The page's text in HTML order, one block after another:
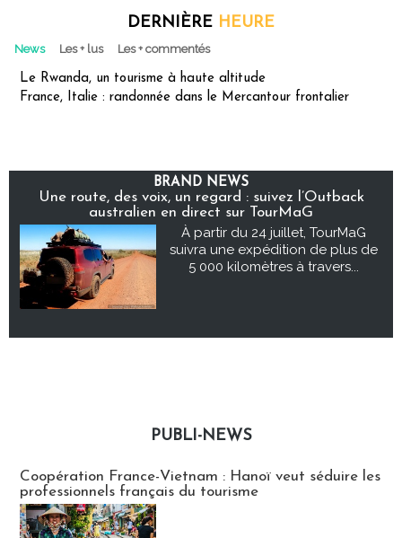
DERNIÈRE HEURE
News Les + lus Les + commentés
Le Rwanda, un tourisme à haute altitude
France, Italie : randonnée dans le Mercantour frontalier
BRAND NEWS
Une route, des voix, un regard : suivez l’Outback
australien en direct sur TourMaG
À partir du 24 juillet, TourMaG
suivra une expédition de plus de
5 000 kilomètres à travers...
PUBLI-NEWS
Coopération France-Vietnam : Hanoï veut séduire les
professionnels français du tourisme